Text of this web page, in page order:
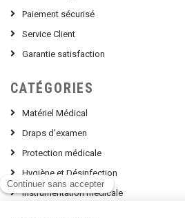
Paiement sécurisé
Service Client
Garantie satisfaction
CATÉGORIES
Matériel Médical
Draps d'examen
Protection médicale
Hygiène et Désinfection
Instrumentation médicale